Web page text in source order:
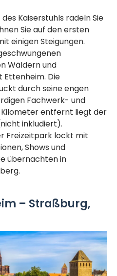
Kaiserstuhls radeln Sie
Sie auf den ersten
einigen Steigungen.
Wäldern und
Ettenheim. Die
durch seine engen
Fachwerk- und
Kilometer entfernt liegt der
inkludiert).
Freizeitpark lockt mit
Shows und
übernachten in
– Straßburg,